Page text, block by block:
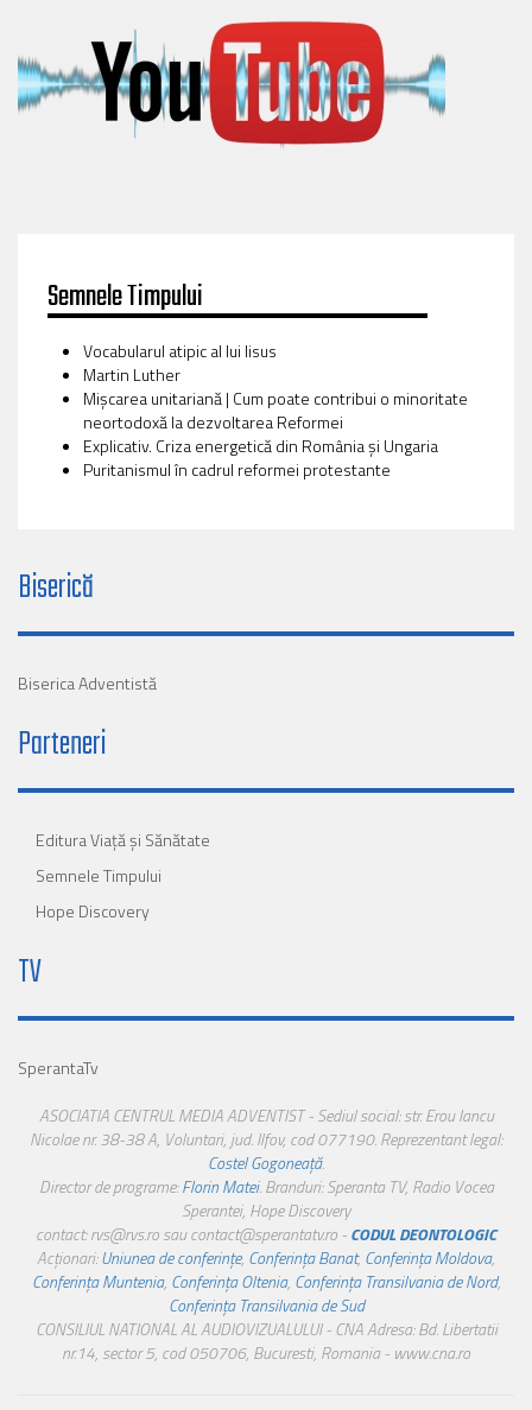
Semnele Timpului
Vocabularul atipic al lui Iisus
Martin Luther
Mișcarea unitariană | Cum poate contribui o minoritate
neortodoxă la dezvoltarea Reformei
Explicativ. Criza energetică din România și Ungaria
Puritanismul în cadrul reformei protestante
Biserică
Biserica Adventistă
Parteneri
Editura Viaţă şi Sănătate
Semnele Timpului
Hope Discovery
TV
SperantaTv
ASOCIATIA CENTRUL MEDIA ADVENTIST - Sediul social: str. Erou Iancu
Nicolae nr. 38-38 A, Voluntari, jud. Ilfov, cod 077190. Reprezentant legal:
Costel Gogoneață.
Director de programe:Florin Matei. Branduri: Speranta TV, Radio Vocea
Sperantei, Hope Discovery
contact: rvs@rvs.ro sau contact@sperantatv.ro -CODUL DEONTOLOGIC
Acționari:Uniunea de conferințe, Conferința Banat, Conferința Moldova,
Conferința Muntenia, Conferința Oltenia, Conferința Transilvania de Nord,
Conferința Transilvania de Sud
CONSILIUL NATIONAL AL AUDIOVIZUALULUI - CNA Adresa: Bd. Libertatii
nr.14, sector 5, cod 050706, Bucuresti, Romania - www.cna.ro